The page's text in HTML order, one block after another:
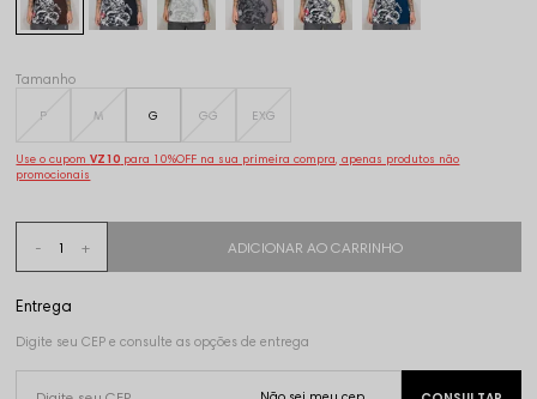
Tamanho
P M G GG EXG
Use o cupomVZ10 para 10%OFF na sua primeira compra, apenas produtos não
promocionais